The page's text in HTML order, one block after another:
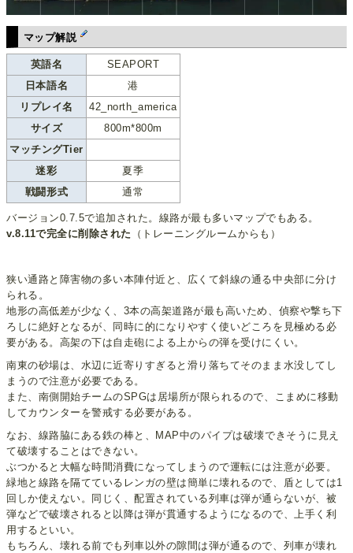
マップ解説
英語名
SEAPORT
日本語名
港
リプレイ名
42_north_america
サイズ
800m*800m
マッチングTier
迷彩
夏季
戦闘形式
通常
バージョン0.7.5で追加された。線路が最も多いマップでもある。
v.8.11で完全に削除された
（トレーニングルームからも）
狭い通路と障害物の多い本陣付近と、広くて斜線の通る中央部に分け
られる。
地形の高低差が少なく、3本の高架道路が最も高いため、偵察や撃ち下
ろしに絶好となるが、同時に的になりやすく使いどころを見極める必
要がある。高架の下は自走砲による上からの弾を受けにくい。
南東の砂場は、水辺に近寄りすぎると滑り落ちてそのまま水没してし
まうので注意が必要である。
また、南側開始チームのSPGは居場所が限られるので、こまめに移動
してカウンターを警戒する必要がある。
なお、線路脇にある鉄の棒と、MAP中のパイプは破壊できそうに見え
て破壊することはできない。
ぶつかると大幅な時間消費になってしまうので運転には注意が必要。
緑地と線路を隔てているレンガの壁は簡単に壊れるので、盾としては1
回しか使えない。同じく、配置されている列車は弾が通らないが、被
弾などで破壊されると以降は弾が貫通するようになるので、上手く利
用するといい。
もちろん、壊れる前でも列車以外の隙間は弾が通るので、列車が壊れ